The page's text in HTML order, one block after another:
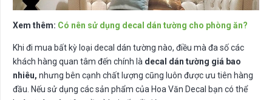
Xem thêm: Có nên sử dụng decal dán tường cho phòng ăn?
Khi đi mua bất kỳ loại decal dán tường nào, điều mà đa số các
khách hàng quan tâm đến chính là decal dán tường giá bao
nhiêu, nhưng bên cạnh chất lượng cũng luôn được ưu tiên hàng
đầu. Nếu sử dụng các sản phẩm của Hoa Văn Decal bạn có thể